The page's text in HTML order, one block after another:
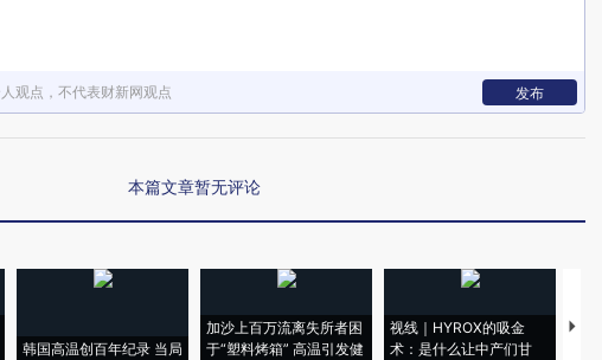
观点，不代表财新网观点 发布
本篇文章暂无评论
韩国高温创百年纪录 当局
加沙上百万流离失所者困
于“塑料烤箱” 高温引发健
视线｜HYROX的吸金
术：是什么让中产们甘
马